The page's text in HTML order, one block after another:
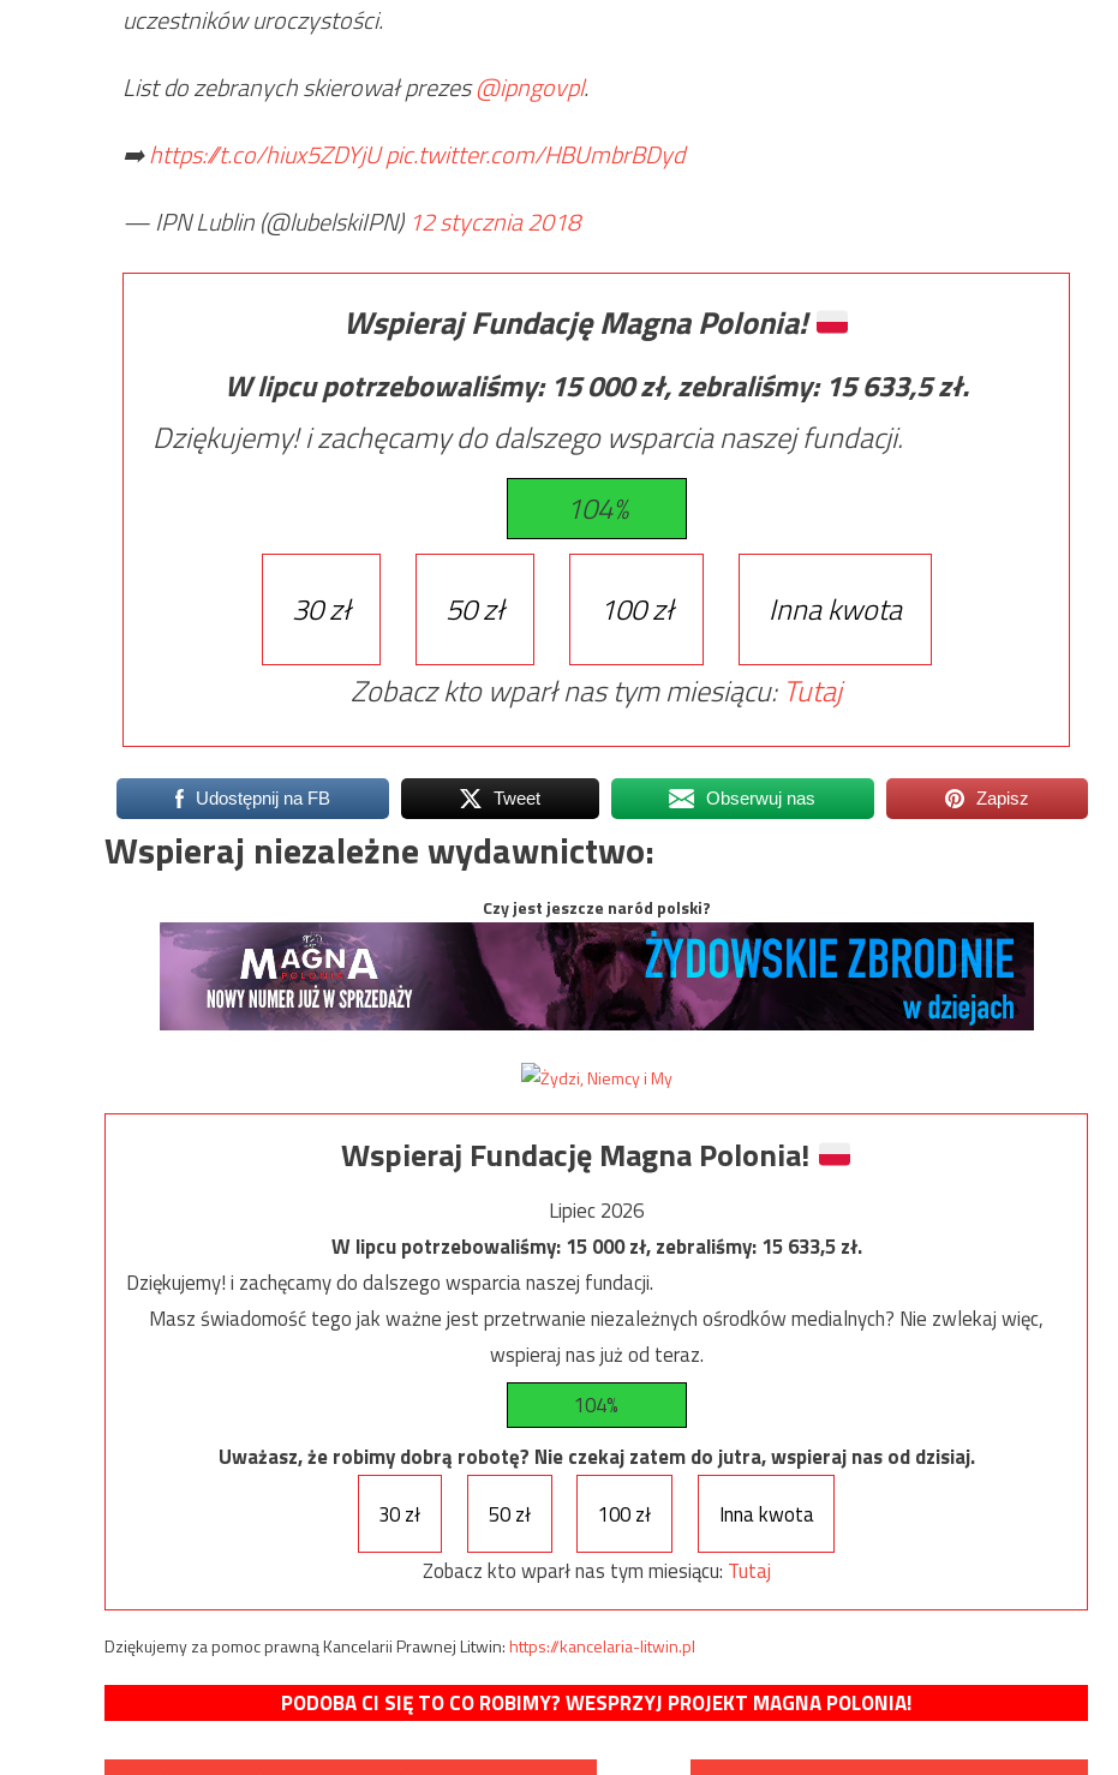
uczestników uroczystości.
List do zebranych skierował prezes@ipngovpl.
➡️https://t.co/hiux5ZDYjUpic.twitter.com/HBUmbrBDyd
— IPN Lublin (@lubelskiIPN) 12 stycznia 2018
Wspieraj Fundację Magna Polonia!
W lipcu potrzebowaliśmy: 15 000zł, zebraliśmy: 15 633,5zł.
Dziękujemy! i zachęcamy do dalszego wsparcia naszej fundacji.
104%
30 zł 50 zł 100 zł
Inna kwota
Zobacz kto wparł nas tym miesiącu: Tutaj
Udostępnij na FB Tweet Obserwuj nas Zapisz
Wspieraj niezależne wydawnictwo:
Czy jest jeszcze naród polski?
Wspieraj Fundację Magna Polonia!
Lipiec 2026
W lipcu potrzebowaliśmy:15 000zł, zebraliśmy:15 633,5zł.
Dziękujemy! i zachęcamy do dalszego wsparcia naszej fundacji.
Masz świadomość tego jak ważne jest przetrwanie niezależnych ośrodków medialnych? Nie zwlekaj więc,
wspieraj nas już od teraz.
104%
Uważasz, że robimy dobrą robotę? Nie czekaj zatem do jutra, wspieraj nas od dzisiaj.
30 zł
50 zł 100 zł
Inna kwota
Zobacz kto wparł nas tym miesiącu: Tutaj
Dziękujemy za pomoc prawną Kancelarii Prawnej Litwin:https://kancelaria-litwin.pl
PODOBA CI SIĘ TO CO ROBIMY? WESPRZYJ PROJEKT MAGNA POLONIA!